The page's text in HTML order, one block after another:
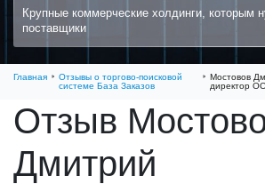
Крупные коммерческие холдинги, которым
поставщики
Главная
Отзывы о торгово-поисковой
системе База Заказов
Мостовов
директор
Отзыв
Дмитрий